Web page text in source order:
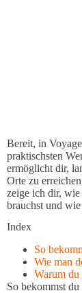
Bereit, in
praktischsten
ermöglicht dir,
Orte zu
zeige ich dir,
brauchst und
Index
So
Wie man
Warum du
So bekommst